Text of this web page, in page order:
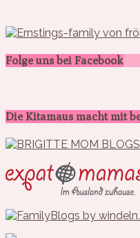
Folge uns bei Facebook
Die Kitamaus macht mit